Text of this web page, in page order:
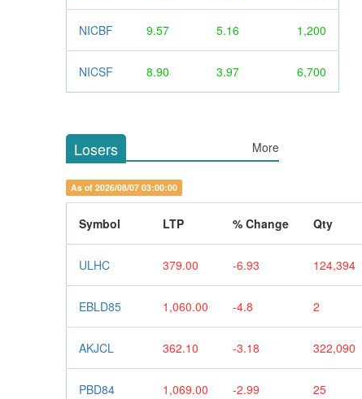
NICBF 9.57 5.16 1,200
NICSF 8.90 3.97 6,700
Losers More
As of 2026/08/07 03:00:00
Symbol LTP % Change Qty
ULHC 379.00 -6.93 124,394
EBLD85 1,060.00 -4.8 2
AKJCL 362.10 -3.18 322,090
PBD84 1,069.00 -2.99 25